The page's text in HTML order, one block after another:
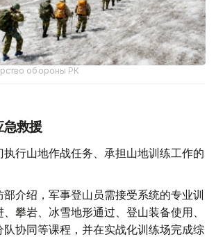
обороны РК
急救援
行山地作战任务、承担山地训练工作的
介绍，军事登山员需接受系统的专业训
攀岩、冰雪地形通过、登山装备使用、
协同等课程，并在实战化训练场完成综